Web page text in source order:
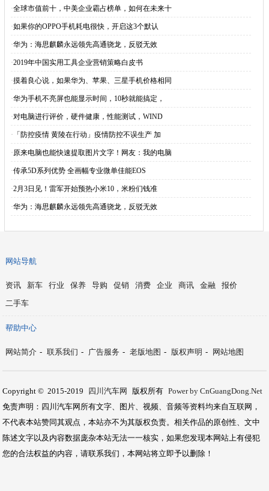
·全球市值前十，中美企业霸占榜单，如何在未来十
·如果你的OPPO手机耗电很快，开启这3个默认
·华为：海思麒麟永远领先高通骁龙，反驳无效
·2019年中国实用工具企业营销策略白皮书
·摸着良心说，如果华为、苹果、三星手机价格相同
·华为手机不亮屏也能显示时间，10秒就能搞定，
·对电脑进行评价，硬件健康，性能测试，WIND
· 「防控疫情 黄陵在行动」疫情防控不误生产 加
·原来电脑也能快速提取图片文字！网友：我的电脑
·传承5D系列优势 全画幅专业微单佳能EOS
·2月3日见！雷军开始预热小米10，米粉们钱准
·华为：海思麒麟永远领先高通骁龙，反驳无效
网站导航
资讯 新车 行业 保养 导购 促销 消费 企业 商讯 金融
报价
二手车
帮助中心
网站简介 - 联系我们 - 广告服务 - 老版地图 - 版权声明 - 网站地图
Copyright © 2015-2019 四川汽车网 版权所有 Power by CnGuangDong.Net
免责声明：四川汽车网所有文字、图片、视频、音频等资料均来自互联网，
不代表本站赞同其观点，本站亦不为其版权负责。相关作品的原创性、文中
陈述文字以及内容数据庞杂本站无法一一核实，如果您发现本网站上有侵犯
您的合法权益的内容，请联系我们，本网站将立即予以删除！